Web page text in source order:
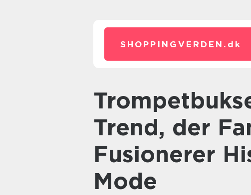
SHOPPINGVERDEN. dk
Trompetbukser: En Tidløs
Trend, der
Fusionerer
Mode